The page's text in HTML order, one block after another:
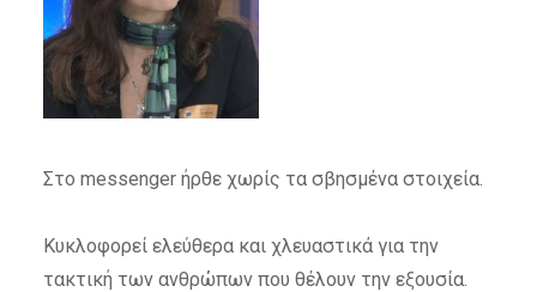
Στο messenger ήρθε χωρίς τα σβησμένα στοιχεία.
Κυκλοφορεί ελεύθερα και χλευαστικά για την
τακτική των ανθρώπων που θέλουν την εξουσία.